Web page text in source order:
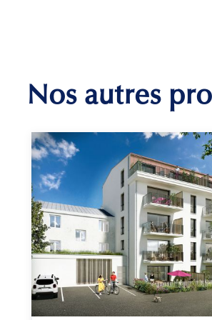
Nos autres